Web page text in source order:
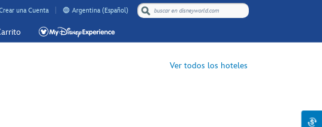
una Cuenta Argentina (Español)
Ver todos los hoteles